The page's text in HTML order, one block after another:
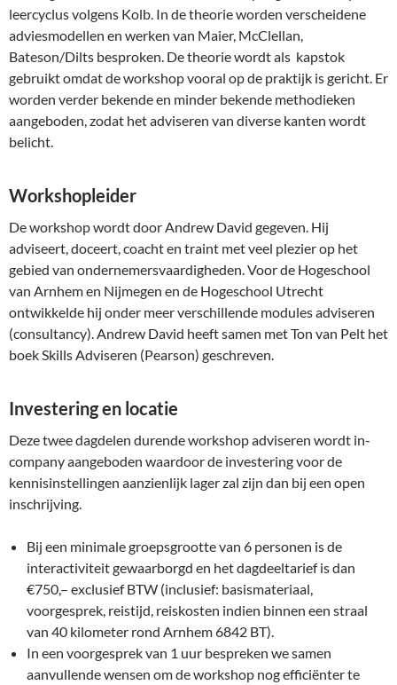
leercyclus volgens Kolb. In de theorie worden verscheidene
adviesmodellen en werken van Maier, McClellan,
Bateson/Dilts besproken. De theorie wordt als kapstok
gebruikt omdat de workshop vooral op de praktijk is gericht. Er
worden verder bekende en minder bekende methodieken
aangeboden, zodat het adviseren van diverse kanten wordt
belicht.
Workshopleider
De workshop wordt door Andrew David gegeven. Hij
adviseert, doceert, coacht en traint met veel plezier op het
gebied van ondernemersvaardigheden. Voor de Hogeschool
van Arnhem en Nijmegen en de Hogeschool Utrecht
ontwikkelde hij onder meer verschillende modules adviseren
(consultancy). Andrew David heeft samen met Ton van Pelt het
boek Skills Adviseren (Pearson) geschreven.
Investering en locatie
Deze twee dagdelen durende workshop adviseren wordt in-
company aangeboden waardoor de investering voor de
kennisinstellingen aanzienlijk lager zal zijn dan bij een open
inschrijving.
Bij een minimale groepsgrootte van 6 personen is de
interactiviteit gewaarborgd en het dagdeeltarief is dan
€750,– exclusief BTW (inclusief: basismateriaal,
voorgesprek, reistijd, reiskosten indien binnen een straal
van 40 kilometer rond Arnhem 6842 BT).
In een voorgesprek van 1 uur bespreken we samen
aanvullende wensen om de workshop nog efficiënter te